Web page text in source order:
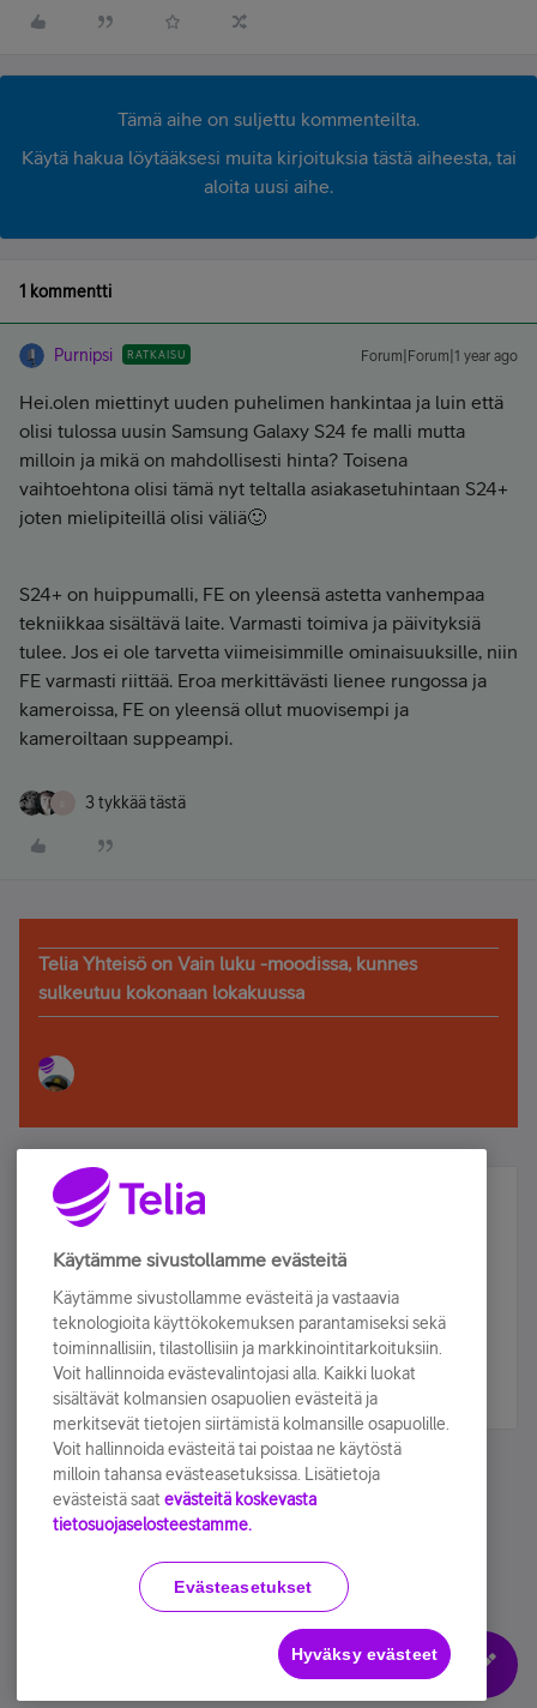
Tämä aihe on suljettu kommenteilta.
Käytä hakua löytääksesi muita kirjoituksia tästä aiheesta, tai
aloita uusi aihe.
1 kommentti
Purnipsi RATKAISU Forum|Forum|1 year ago
Hei.olen miettinyt uuden puhelimen hankintaa ja luin että
olisi tulossa uusin Samsung Galaxy S24 fe malli mutta
milloin ja mikä on mahdollisesti hinta? Toisena
vaihtoehtona olisi tämä nyt teltalla asiakasetuhintaan S24+
joten mielipiteillä olisi väliä🙂
S24+ on huippumalli, FE on yleensä astetta vanhempaa
tekniikkaa sisältävä laite. Varmasti toimiva ja päivityksiä
tulee. Jos ei ole tarvetta viimeisimmille ominaisuuksille, niin
FE varmasti riittää. Eroa merkittävästi lienee rungossa ja
kameroissa, FE on yleensä ollut muovisempi ja
kameroiltaan suppeampi.
3 tykkää tästä
Telia Yhteisö on Vain luku -moodissa, kunnes
sulkeutuu kokonaan lokakuussa
Älä jää paitsi – osallistu ja voita!
Tilaa Telian uutiskirje ja olet mukana arvonnassa.
sähköpostiisi.
Tilaa nyt
Käyttöehdot Accessibility statement
Evästeasetukset
Käytämme sivustollamme evästeitä
Käytämme sivustollamme evästeitä ja vastaavia
teknologioita käyttökokemuksen parantamiseksi sekä
toiminnallisiin, tilastollisiin ja markkinointitarkoituksiin.
Voit hallinnoida evästevalintojasi alla. Kaikki luokat
sisältävät kolmansien osapuolien evästeitä ja
merkitsevät tietojen siirtämistä kolmansille osapuolille.
Voit hallinnoida evästeitä tai poistaa ne käytöstä
milloin tahansa evästeasetuksissa. Lisätietoja
evästeistä saat evästeitä koskevasta
tietosuojaselosteestamme.
Evästeasetukset
Hyväksy evästeet